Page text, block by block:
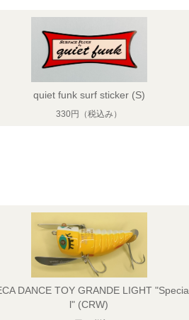
quiet funk surf sticker (S)
330円 （税込み）
DANCE TOY GRANDE LIGHT "Specia
l" (CRW)